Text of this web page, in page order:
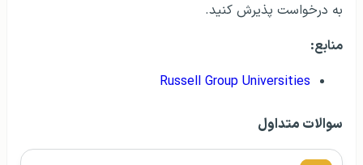
به درخواست پذیرش کنید.
منابع:
Russell Group Universities
سوالات متداول